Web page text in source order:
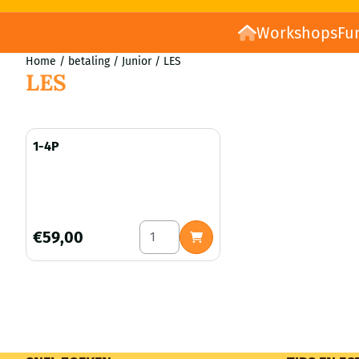
Workshops
Home / betaling / Junior / LES
LES
1-4P
Prijs: 59,00
€59,00 Aantal kiezen voor 1-4P